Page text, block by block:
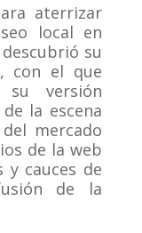
aterrizar
local en
su
con el que
versión
la escena
mercado
de la web
y cauces de
de la